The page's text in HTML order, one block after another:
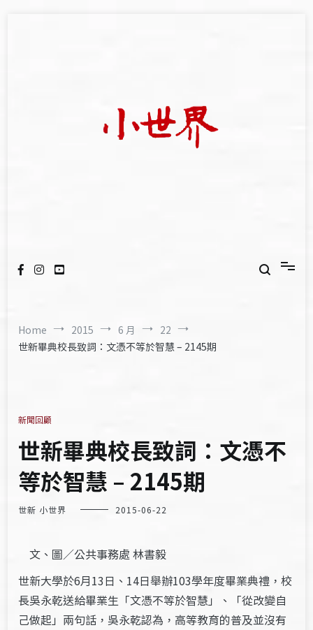
Home 2015 6 月
22
世新畢典校長致詞：文憑不等於智慧 – 2145期
新聞回顧
世新畢典校長致詞：文憑不
等於智慧 – 2145期
世新 小世界 2015-06-22
文、圖／公共事務處 林書毅
世新大學於6月13日、14日舉辦103學年度畢業典禮，校
長吳永乾送給畢業生「文憑不等於智慧」、「從改變自
己做起」兩句話，吳永乾認為，高等教育的普及並沒有